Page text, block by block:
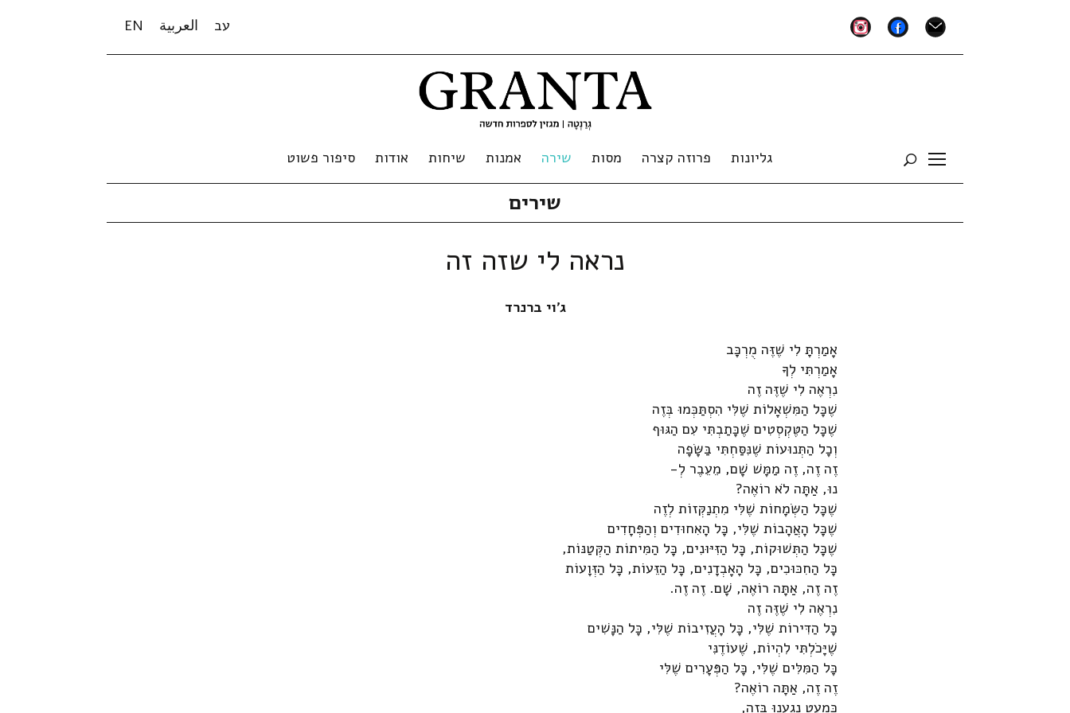
mail
facebook
instagram עב العربية EN
גליונות פרוזה קצרה מסות שירה אמנות שיחות אודות סיפור פשוט Toggle
&
שירים
נראה לי שזה זה
ג'וי ברנרד
אָמַרְתָּ לִי שֶׁזֶּה מֻרְכָּב
אָמַרְתִּי לְךָ
נִרְאֶה לִי שֶׁזֶּה זֶה
שֶׁכָּל הַמִּשְׁאָלוֹת שֶׁלִּי הִסְתַּכְּמוּ בְּזֶה
שֶׁכָּל הַטֶּקְסְטִים שֶׁכָּתַבְתִּי עִם הַגּוּף
וְכָל הַתְּנוּעוֹת שֶׁנִּסַּחְתִּי בַּשָּׂפָה
זֶה זֶה, זֶה מַמָּשׁ שָׁם, מֵעֵבֶר לְ-
נוּ, אַתָּה לֹא רוֹאֶה?
שֶׁכָּל הַשְּׂמָחוֹת שֶׁלִּי מִתְנַקְּזוֹת לְזֶה
שֶׁכָּל הָאֲהָבוֹת שֶׁלִּי, כָּל הָאִחוּדִים וְהַפְּחָדִים
שֶׁכָּל הַתְּשׁוּקוֹת, כָּל הַזִּיּוּנִים, כָּל הַמִּיתוֹת הַקְּטַנּוֹת,
כָּל הַחִכּוּכִים, כָּל הָאָבְדָנִים, כָּל הַזֵּעוֹת, כָּל הַזְּוָעוֹת
זֶה זֶה, אַתָּה רוֹאֶה, שָׁם. זֶה זֶה.
נִרְאֶה לִי שֶׁזֶּה זֶה
כָּל הַדִּירוֹת שֶׁלִּי, כָּל הָעֲזִיבוֹת שֶׁלִּי, כָּל הַנָּשִׁים
שֶׁיָּכֹלְתִּי לִהְיוֹת, שֶׁעוֹדֶנִּי
כָּל הַמִּלִּים שֶׁלִּי, כָּל הַפְּעָרִים שֶׁלִּי
זֶה זֶה, אַתָּה רוֹאֶה?
כִּמְעַט נָגַעְנוּ בְּזֶה,